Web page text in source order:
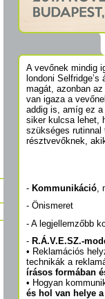
A vevőnek mindig
londoni
magát, azonban
van igaza a
addig is, amíg ez
siker kulcsa lehet,
szükséges rutinnal
résztvevőknek,
- Kommunikáció
- Önismeret
- A legjellemzőbb
- R.Á.V.E.SZ.-
• Reklamációs
technikák a
írásos formában
• Hogyan
és hol van helye